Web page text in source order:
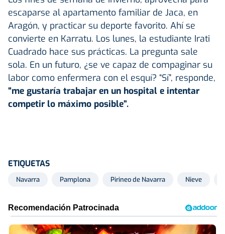
escaparse al apartamento familiar de Jaca, en
Aragón, y practicar su deporte favorito. Ahí se
convierte en Karratu. Los lunes, la estudiante Irati
Cuadrado hace sus prácticas. La pregunta sale
sola. En un futuro, ¿se ve capaz de compaginar su
labor como enfermera con el esquí? “Sí”, responde,
“me gustaría trabajar en un hospital e intentar
competir lo máximo posible”.
ETIQUETAS
Navarra Pamplona Pirineo de Navarra Nieve